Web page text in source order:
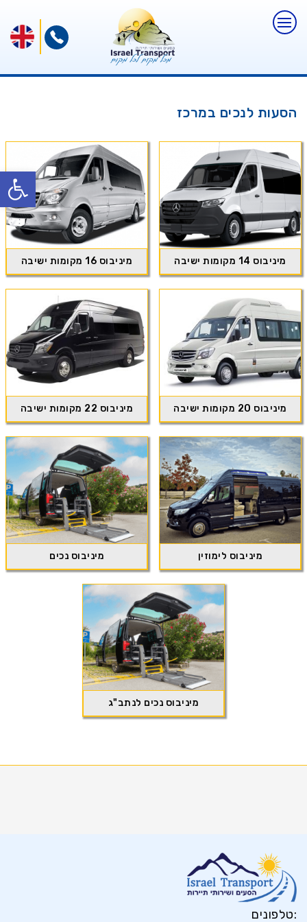
הסעות לנכים במרכז
מיניבוס 14 מקומות ישיבה מיניבוס 16 מקומות ישיבה
מיניבוס 20 מקומות ישיבה מיניבוס 22 מקומות ישיבה
מיניבוס לימוזין מיניבוס נכים
מיניבוס נכים לנתב"ג
טלפונים: